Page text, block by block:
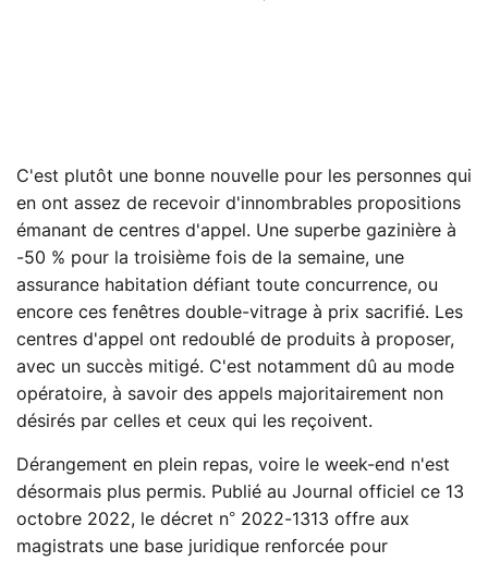
C'est plutôt une bonne nouvelle pour les personnes qui
en ont assez de recevoir d'innombrables propositions
émanant de centres d'appel. Une superbe gazinière à
-50 % pour la troisième fois de la semaine, une
assurance habitation défiant toute concurrence, ou
encore ces fenêtres double-vitrage à prix sacrifié. Les
centres d'appel ont redoublé de produits à proposer,
avec un succès mitigé. C'est notamment dû au mode
opératoire, à savoir des appels majoritairement non
désirés par celles et ceux qui les reçoivent.
Dérangement en plein repas, voire le week-end n'est
désormais plus permis. Publié au Journal officiel ce 13
octobre 2022, le décret n° 2022-1313 offre aux
magistrats une base juridique renforcée pour